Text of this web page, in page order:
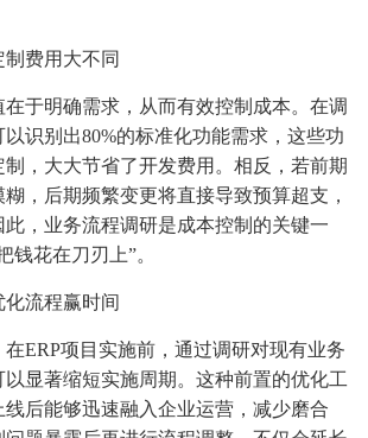
费用大不同
于明确需求，从而有效控制成本。在调
识别出80%的标准化功能需求，这些功
，大大节省了开发费用。相反，若前期
，后期频繁变更将直接导致预算超支，
，业务流程调研是成本控制的关键一
钱花在刀刃上”。
流程赢时间
ERP项目实施前，通过调研对现有业务
显著缩短实施周期。这种前置的优化工
后能够迅速融入企业运营，减少磨合